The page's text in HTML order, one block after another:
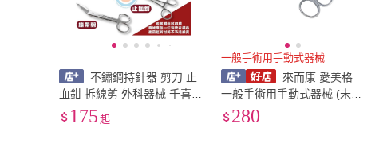
不鏽鋼持針器 剪刀 止
血鉗 拆線剪 外科器械 千喜
醫療 持針器 醫院 診所 護理
手術 眼科剪
175 起
一般手術用手動式器械
來而康 愛美格
一般手術用手動式器械 (未滅
菌) 直式 雙圓頭 剪刀 一般 手
280